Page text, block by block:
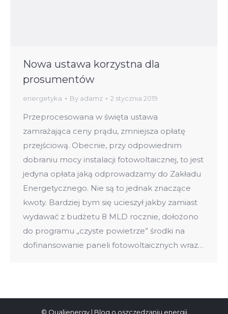
Nowa ustawa korzystna dla
prosumentów
energetyka By adamz 2 stycznia 2019
Przeprocesowana w święta ustawa
zamrażająca ceny prądu, zmniejsza opłatę
przejściową. Obecnie, przy odpowiednim
dobraniu mocy instalacji fotowoltaicznej, to jest
jedyna opłata jaką odprowadzamy do Zakładu
Energetycznego. Nie są to jednak znaczące
kwoty. Bardziej bym się ucieszył jakby zamiast
wydawać z budżetu 8 MLD rocznie, dołożono
do programu „czyste powietrze” środki na
dofinansowanie paneli fotowoltaicznych wraz…
© Qualienergy | Blog o oszczędzaniu energii